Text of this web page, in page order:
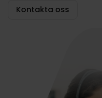
Kontakta oss